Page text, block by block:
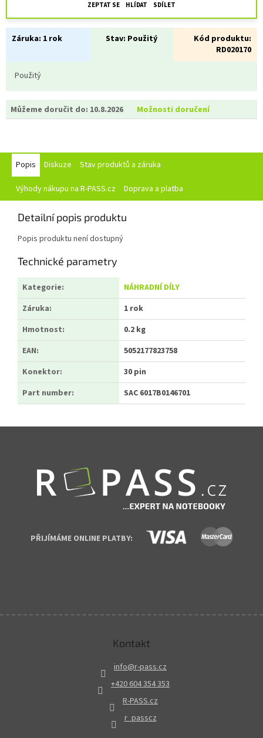
ZEPTAT SE HLÍDAT SDÍLET
Záruka: 1 rok Stav: Použitý
Kód produktu:
RD020170
Použitý
Můžeme doručit do: 10.8.2026 Možnosti doručení
Popis Diskuze Stav produktů a záruka
Výhody nákupu na R-PASS.cz Doprava a platba
Detailní popis produktu
Popis produktu není dostupný
Technické parametry
Kategorie:
NÁHRADNÍ DÍLY
Záruka:
1 rok
Hmotnost:
0.2 kg
EAN:
5052177823758
Konektor:
30 pin
Part number: SAC 6017B0146701
PŘIJÍMÁME ONLINE PLATBY:
Kontakt
info@r-pass.cz
+420 604 354 353
R-PASS.cz
r_passcz